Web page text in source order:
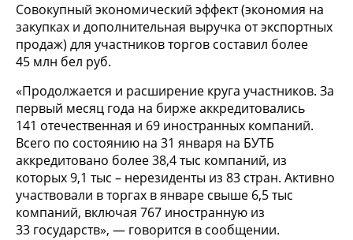
Совокупный экономический эффект (экономия на
закупках и дополнительная выручка от экспортных
продаж) для участников торгов составил более
45 млн бел руб.
«Продолжается и расширение круга участников. За
первый месяц года на бирже аккредитовались
141 отечественная и 69 иностранных компаний.
Всего по состоянию на 31 января на БУТБ
аккредитовано более 38,4 тыс компаний, из
которых 9,1 тыс – нерезиденты из 83 стран. Активно
участвовали в торгах в январе свыше 6,5 тыс
компаний, включая 767 иностранную из
33 государств», — говорится в сообщении.